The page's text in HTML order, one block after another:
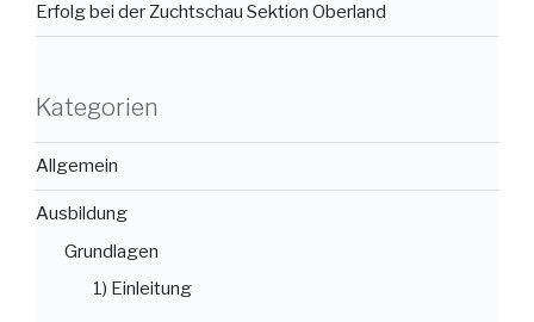
Erfolg bei der Zuchtschau Sektion Oberland
Kategorien
Allgemein
Ausbildung
Grundlagen
1) Einleitung